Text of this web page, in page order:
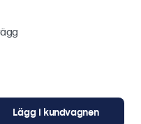
Lägg i kundvagnen